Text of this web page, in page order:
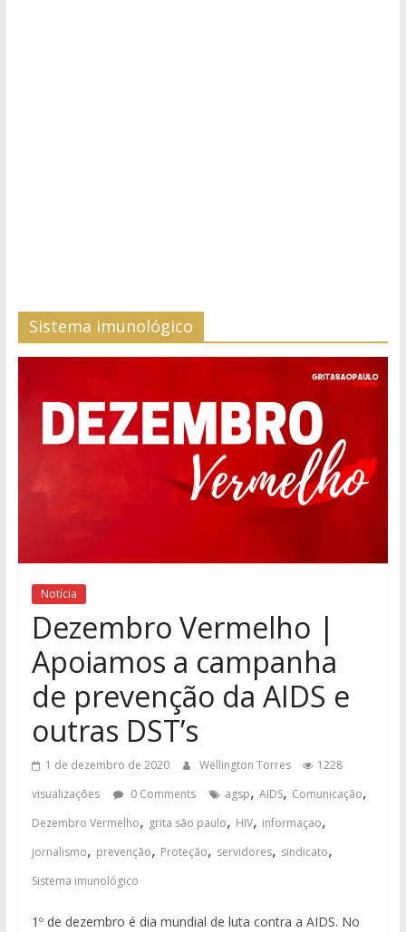
Sistema imunológico
Notícia
Dezembro Vermelho |
Apoiamos a campanha
de prevenção da AIDS e
outras DST’s
1 de dezembro de 2020 Wellington Torres
1228
visualizações
0 Comments agsp, AIDS, Comunicação,
Dezembro Vermelho, grita são paulo, HIV, informaçao,
jornalismo, prevenção, Proteção, servidores, sindicato,
Sistema imunológico
1º de dezembro é dia mundial de luta contra a AIDS. No